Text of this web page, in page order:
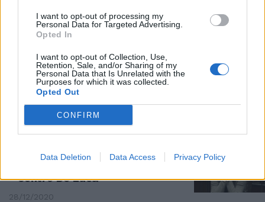
I want to opt-out of processing my
Personal Data for Targeted Advertising.
Opted In
I want to opt-out of Collection, Use,
Retention, Sale, and/or Sharing of my
Personal Data that Is Unrelated with the
Purposes for which it was collected.
Opted Out
CONFIRM
Data Deletion Data Access Privacy Policy
Zingaretti s'è scordato la
Zampa: "Nemmeno una
telefonata"
26/02/2021
SMASCHERATO
Non ha rispettato le indicazioni
contro De Luca
28/12/2020